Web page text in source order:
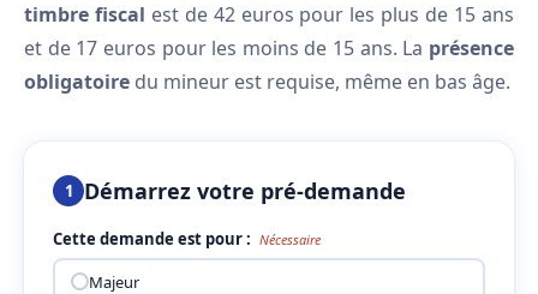
timbre fiscal est de 42 euros pour les plus de 15 ans
et de 17 euros pour les moins de 15 ans. La présence
obligatoire du mineur est requise, même en bas âge.
1 Démarrez votre pré-demande
Cette demande est pour : Nécessaire
Majeur